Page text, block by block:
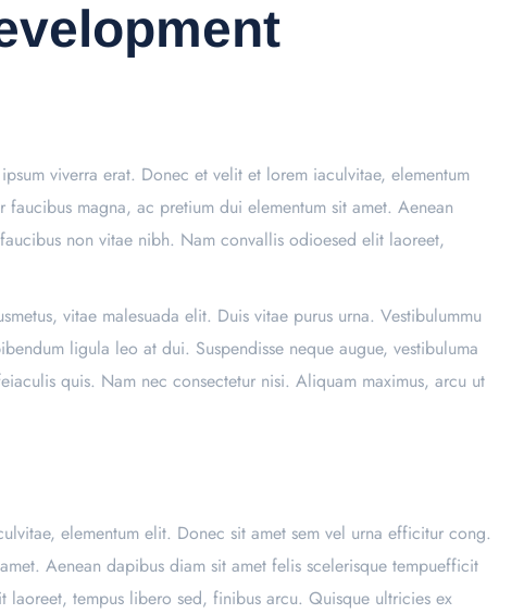
viverra erat. Donec et velit et lorem iaculvitae, elementum
magna, ac pretium dui elementum sit amet. Aenean
non vitae nibh. Nam convallis odioesed elit laoreet,
vitae malesuada elit. Duis vitae purus urna. Vestibulummu
ligula leo at dui. Suspendisse neque augue, vestibuluma
quis. Nam nec consectetur nisi. Aliquam maximus, arcu ut
elementum elit. Donec sit amet sem vel urna efficitur cong.
Aenean dapibus diam sit amet felis scelerisque tempuefficit
tempus libero sed, finibus arcu. Quisque ultricies ex